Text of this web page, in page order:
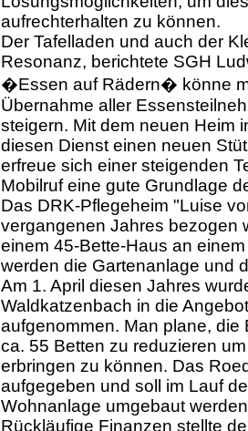
aufrechterhalten zu können.
Der Tafelladen und auch der
Resonanz, berichtete SGH
�Essen auf Rädern� könne
Übernahme aller
steigern. Mit dem neuen Heim
diesen Dienst einen neuen
erfreue sich einer steigenden
Mobilruf eine gute Grundlage
Das DRK-Pflegeheim "Luise
vergangenen Jahres bezogen
einem 45-Bette-Haus an
werden die Gartenanlage und
Am 1. April diesen Jahres
Waldkatzenbach in die
aufgenommen. Man plane,
ca. 55 Betten zu reduzieren
erbringen zu können. Das
aufgegeben und soll im Lauf
Wohnanlage umgebaut werden
Rückläufige Finanzen stellte